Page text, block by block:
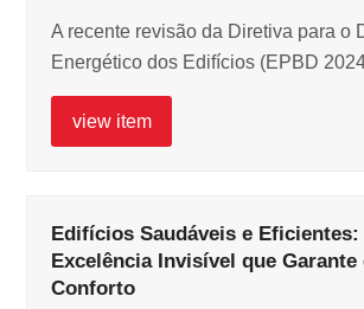
A recente revisão da Diretiva para o
Energético dos Edifícios (EPBD
view item
Edifícios Saudáveis e Eficientes:
Excelência Invisível que Garante
Conforto